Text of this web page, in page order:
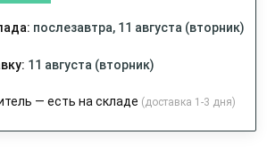
послезавтра, 11 августа (вторник)
11 августа (вторник)
— есть на складе (доставка 1-3 дня)